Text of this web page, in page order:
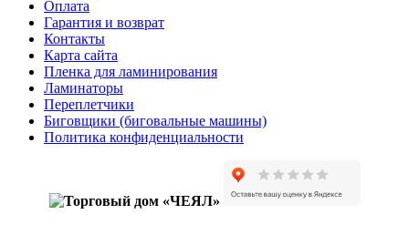
Оплата
Гарантия и возврат
Контакты
Карта сайта
Пленка для ламинирования
Ламинаторы
Переплетчики
Биговщики (биговальные машины)
Политика конфиденциальности